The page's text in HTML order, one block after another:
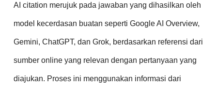
AI citation merujuk pada jawaban yang dihasilkan oleh
model kecerdasan buatan seperti Google AI Overview,
Gemini, ChatGPT, dan Grok, berdasarkan referensi dari
sumber online yang relevan dengan pertanyaan yang
diajukan. Proses ini menggunakan informasi dari